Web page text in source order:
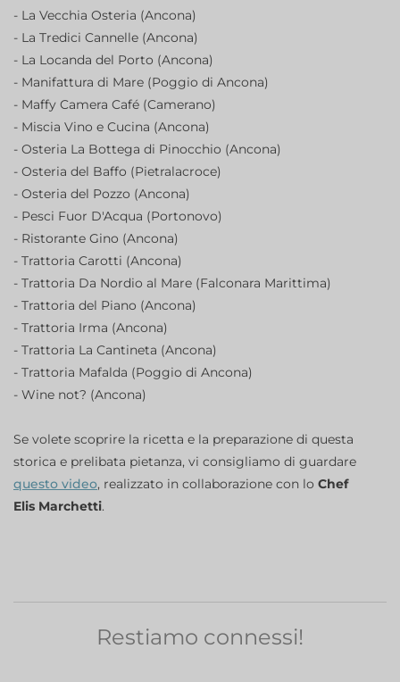
- La Vecchia Osteria (Ancona)
- La Tredici Cannelle (Ancona)
- La Locanda del Porto (Ancona)
- Manifattura di Mare (Poggio di Ancona)
- Maffy Camera Café (Camerano)
- Miscia Vino e Cucina (Ancona)
- Osteria La Bottega di Pinocchio (Ancona)
- Osteria del Baffo (Pietralacroce)
- Osteria del Pozzo (Ancona)
- Pesci Fuor D'Acqua (Portonovo)
- Ristorante Gino (Ancona)
- Trattoria Carotti (Ancona)
- Trattoria Da Nordio al Mare (Falconara Marittima)
- Trattoria del Piano (Ancona)
- Trattoria Irma (Ancona)
- Trattoria La Cantineta (Ancona)
- Trattoria Mafalda (Poggio di Ancona)
- Wine not? (Ancona)
Se volete scoprire la ricetta e la preparazione di questa
storica e prelibata pietanza, vi consigliamo di guardare
questo video, realizzato in collaborazione con lo Chef
Elis Marchetti.
Restiamo connessi!